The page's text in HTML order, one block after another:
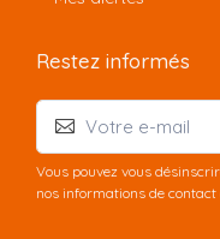
Restez informés
Vous pouvez vous
nos informations de